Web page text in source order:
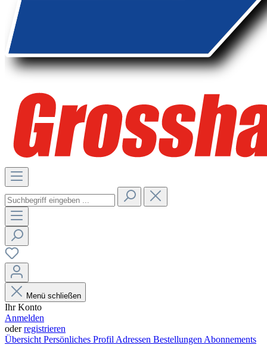
Menü schließen
Ihr Konto
Anmelden
oderregistrieren
Übersicht Persönliches Profil Adressen Bestellungen Abonnements